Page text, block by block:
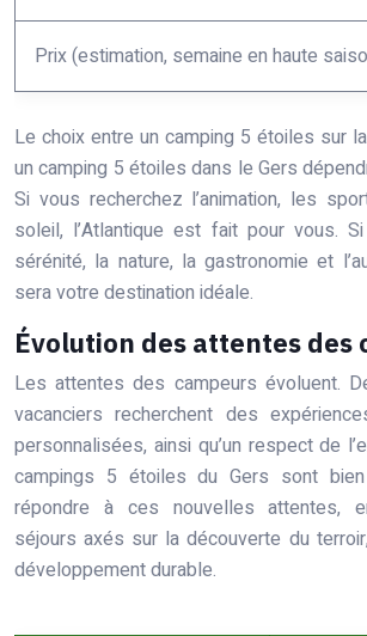
Prix (estimation, semaine en haute
Le choix entre un camping 5 étoiles sur
un camping 5 étoiles dans le Gers
Si vous recherchez l’animation, les
soleil, l’Atlantique est fait pour vous.
sérénité, la nature, la gastronomie et
sera votre destination idéale.
Évolution des attentes des
Les attentes des campeurs évoluent.
vacanciers recherchent des
personnalisées, ainsi qu’un respect de
campings 5 étoiles du Gers sont
répondre à ces nouvelles attentes,
séjours axés sur la découverte du
développement durable.